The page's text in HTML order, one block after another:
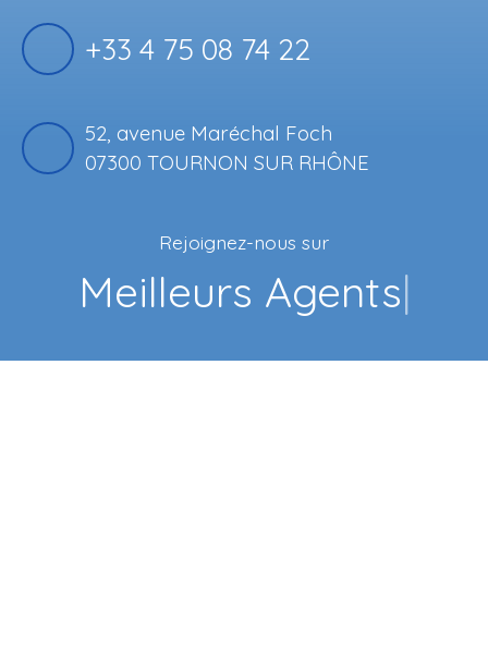
+33 4 75 08 74 22
52, avenue Maréchal Foch
07300 TOURNON SUR RHÔNE
Rejoignez-nous sur
Fa |